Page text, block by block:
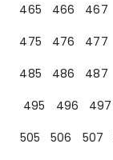
465
466 467
475
476 477
485
486 487
495
496 497
505
506 507